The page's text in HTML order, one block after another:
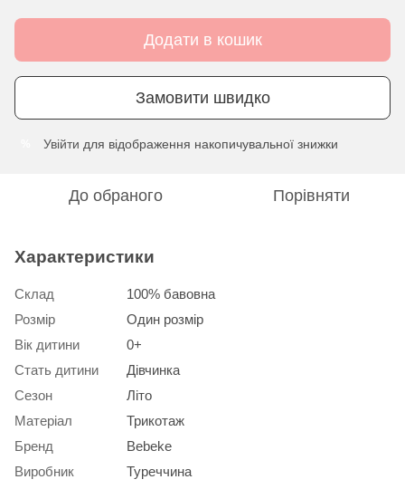
Додати в кошик
Замовити швидко
Увійти для відображення накопичувальної знижки
До обраного Порівняти
Характеристики
Склад
100% бавовна
Розмір
Один розмір
Вік дитини
0+
Стать дитини
Дівчинка
Сезон
Літо
Матеріал
Трикотаж
Бренд
Bebeke
Виробник
Туреччина